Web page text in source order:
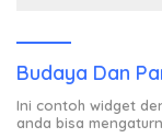
Budaya Dan
Ini contoh widget
anda bisa